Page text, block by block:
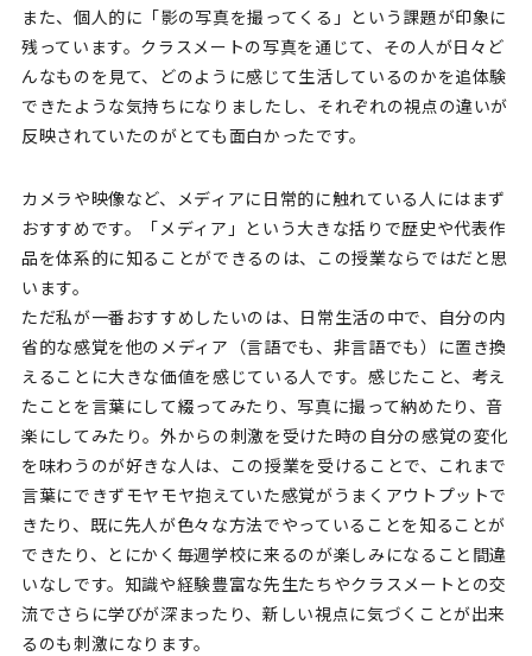
また、個人的に「影の写真を撮ってくる」という課題が印象に
残っています。クラスメートの写真を通じて、その人が日々ど
んなものを見て、どのように感じて生活しているのかを追体験
できたような気持ちになりましたし、それぞれの視点の違いが
反映されていたのがとても面白かったです。
カメラや映像など、メディアに日常的に触れている人にはまず
おすすめです。「メディア」という大きな括りで歴史や代表作
品を体系的に知ることができるのは、この授業ならではだと思
います。
ただ私が一番おすすめしたいのは、日常生活の中で、自分の内
省的な感覚を他のメディア（言語でも、非言語でも）に置き換
えることに大きな価値を感じている人です。感じたこと、考え
たことを言葉にして綴ってみたり、写真に撮って納めたり、音
楽にしてみたり。外からの刺激を受けた時の自分の感覚の変化
を味わうのが好きな人は、この授業を受けることで、これまで
言葉にできずモヤモヤ抱えていた感覚がうまくアウトプットで
きたり、既に先人が色々な方法でやっていることを知ることが
できたり、とにかく毎週学校に来るのが楽しみになること間違
いなしです。知識や経験豊富な先生たちやクラスメートとの交
流でさらに学びが深まったり、新しい視点に気づくことが出来
るのも刺激になります。